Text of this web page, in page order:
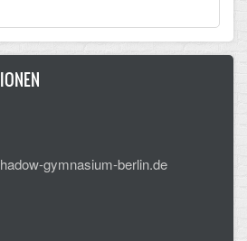
gymnasium-berlin.de